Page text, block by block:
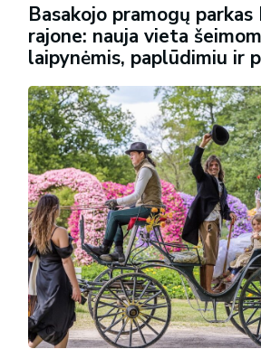
Basakojo pramogų parkas
rajone: nauja vieta
laipynėmis, paplūdimiu ir